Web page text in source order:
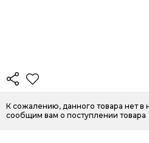
К сожалению, данного товара нет в
сообщим вам о поступлении товара